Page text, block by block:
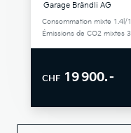
Garage Brändli AG
Consommation mixte 1.4l/
Émissions de CO2 mixtes
CHF 19 900.–